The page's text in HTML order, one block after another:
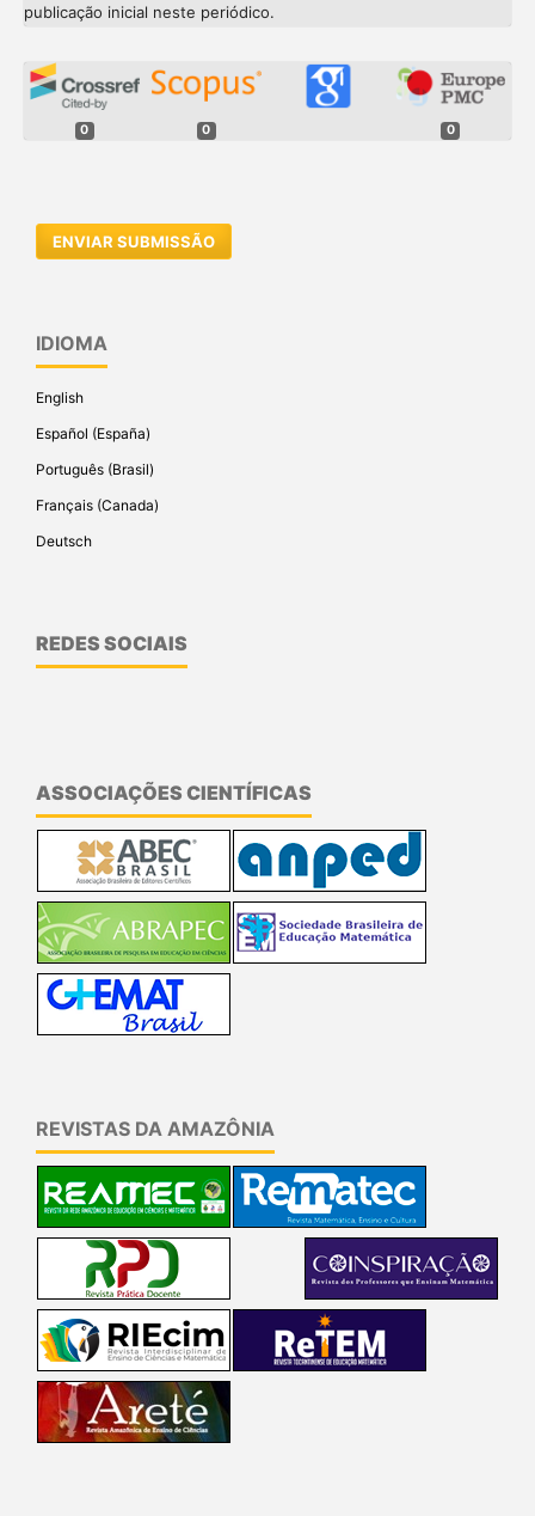
publicação inicial neste periódico.
0 0 0
ENVIAR SUBMISSÃO
IDIOMA
English
Español (España)
Português (Brasil)
Français (Canada)
Deutsch
REDES SOCIAIS
ASSOCIAÇÕES CIENTÍFICAS
REVISTAS DA AMAZÔNIA